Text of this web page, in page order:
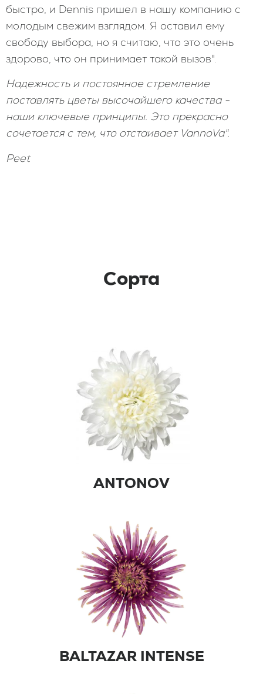
быстро, и Dennis пришел в нашу компанию с
молодым свежим взглядом. Я оставил ему
свободу выбора, но я считаю, что это очень
здорово, что он принимает такой вызов".
Надежность и постоянное стремление
поставлять цветы высочайшего качества -
наши ключевые принципы. Это прекрасно
сочетается с тем, что отстаивает VannoVa".
Peet
Сорта
ANTONOV
BALTAZAR INTENSE